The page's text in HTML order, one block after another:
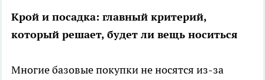
Крой и посадка: главный критерий,
который решает, будет ли вещь носиться
Многие базовые покупки не носятся из-за